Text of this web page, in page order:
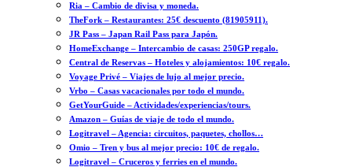
Ria – Cambio de divisa y moneda.
TheFork – Restaurantes: 25€ descuento (81905911).
JR Pass – Japan Rail Pass para Japón.
HomeExchange – Intercambio de casas: 250GP regalo.
Central de Reservas – Hoteles y alojamientos: 10€ regalo.
Voyage Privé – Viajes de lujo al mejor precio.
Vrbo – Casas vacacionales por todo el mundo.
GetYourGuide – Actividades/experiencias/tours.
Amazon – Guías de viaje de todo el mundo.
Logitravel – Agencia: circuitos, paquetes, chollos…
Omio – Tren y bus al mejor precio: 10€ de regalo.
Logitravel – Cruceros y ferries en el mundo.